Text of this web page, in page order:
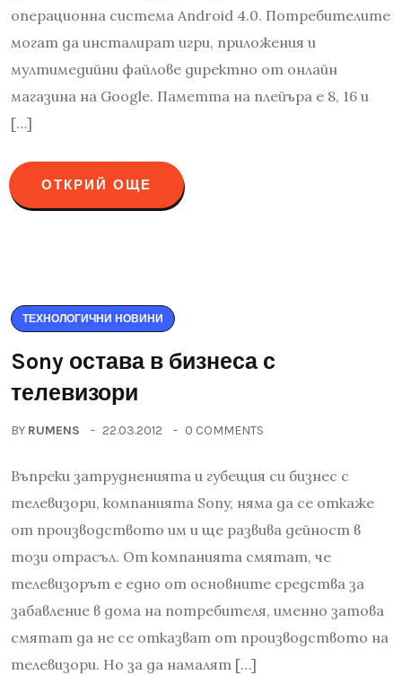
операционна система Android 4.0. Потребителите
могат да инсталират игри, приложения и
мултимедийни файлове директно от онлайн
магазина на Google. Паметта на плейъра е 8, 16 и
[…]
ОТКРИЙ ОЩЕ
ТЕХНОЛОГИЧНИ НОВИНИ
Sony остава в бизнеса с
телевизори
BY RUMENS 22.03.2012 0 COMMENTS
Въпреки затрудненията и губещия си бизнес с
телевизори, компанията Sony, няма да се откаже
от производството им и ще развива дейност в
този отрасъл. От компанията смятат, че
телевизорът е едно от основните средства за
забавление в дома на потребителя, именно затова
смятат да не се отказват от производството на
телевизори. Но за да намалят […]